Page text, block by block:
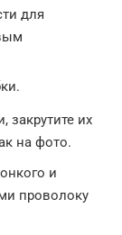
для
закрутите их
на фото.
и
проволоку